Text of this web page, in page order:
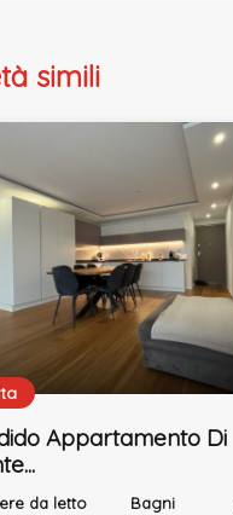
simili
Appartamento Di
da letto Bagni